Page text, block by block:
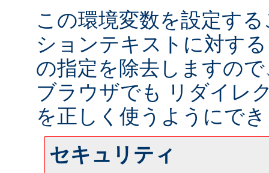
この環境変数を設定す
ションテキストに対す
の指定を除去しますの
ブラウザでも リダイレ
を正しく使うようにで
セキュリティ